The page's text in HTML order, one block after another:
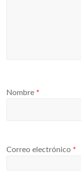
Nombre *
Correo electrónico *